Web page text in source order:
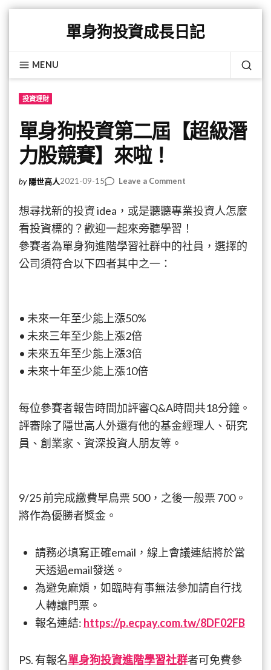
content
單身狗投資成長日記
MENU
投資理財
單身狗投資第二屆【超級潛
力股競賽】來啦！
by 隱世高人2021-09-15 Leave a Commenton
身
狗
投
資
想尋找新的投資 idea，或是聽聽專業投資人怎麼
看投資標的？歡迎一起來旁聽學習！
參賽者為單身狗進階學習社群中的社員，選擇的
公司須符合以下四者其中之一：
• 未來一年至少能上漲50%
• 未來三年至少能上漲2倍
• 未來五年至少能上漲3倍
• 未來十年至少能上漲10倍
每位參賽者報告時間加評審Q&A時間共18分鐘。
評審除了隱世高人外還有他的基金經理人、研究
員、創業家、資深投資人朋友等。
9/25 前完成繳費早鳥票 500，之後一般票 700。
將作為優勝者獎金。
請務必填寫正確email，線上會議連結將於當
天透過email發送。
為避免麻煩，如臨時有事無法參加請自行找
人轉讓門票。
報名連結: https://p.ecpay.com.tw/8DF02FB
PS. 有報名單身狗投資進階學習社群者可免費參